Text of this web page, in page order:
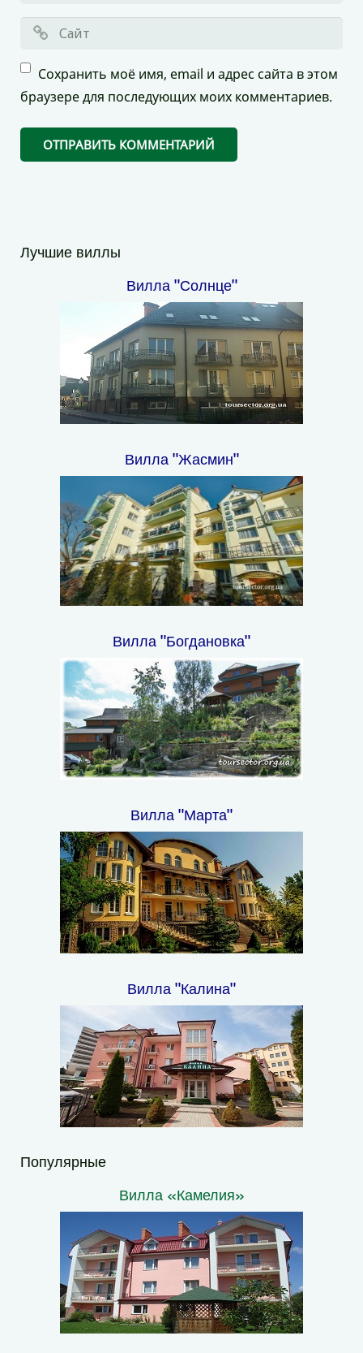
Сохранить моё имя, email и адрес сайта в этом
браузере для последующих моих комментариев.
Лучшие виллы
Вилла "Солнце"
Вилла "Жасмин"
Вилла "Богдановка"
Вилла "Марта"
Вилла "Калина"
Популярные
Вилла «Камелия»